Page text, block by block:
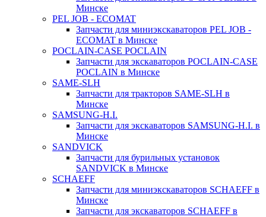
Минске
PEL JOB - ECOMAT
Запчасти для миниэкскаваторов PEL JOB -
ECOMAT в Минске
POCLAIN-CASE POCLAIN
Запчасти для экскаваторов POCLAIN-CASE
POCLAIN в Минске
SAME-SLH
Запчасти для тракторов SAME-SLH в
Минске
SAMSUNG-H.I.
Запчасти для экскаваторов SAMSUNG-H.I. в
Минске
SANDVICK
Запчасти для бурильных установок
SANDVICK в Минске
SCHAEFF
Запчасти для миниэкскаваторов SCHAEFF в
Минске
Запчасти для экскаваторов SCHAEFF в